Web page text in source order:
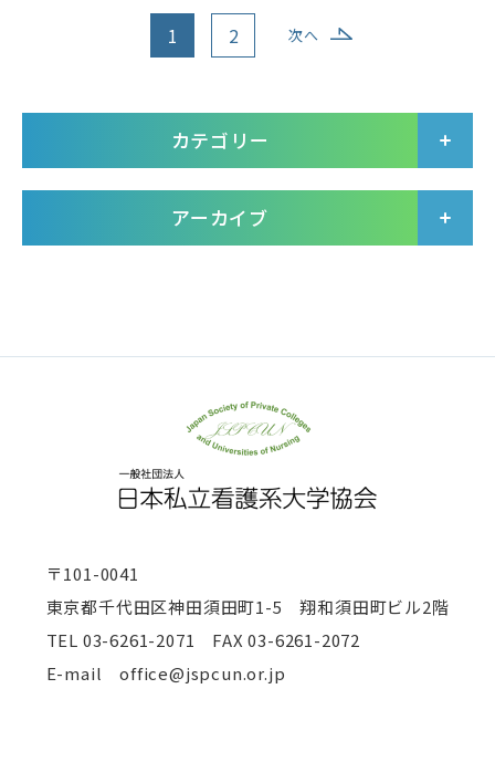
1 2 次へ
カテゴリー
アーカイブ
〒101-0041
東京都千代田区神田須田町1-5 翔和須田町ビル2階
TEL 03-6261-2071 FAX 03-6261-2072
E-mail office@jspcun.or.jp